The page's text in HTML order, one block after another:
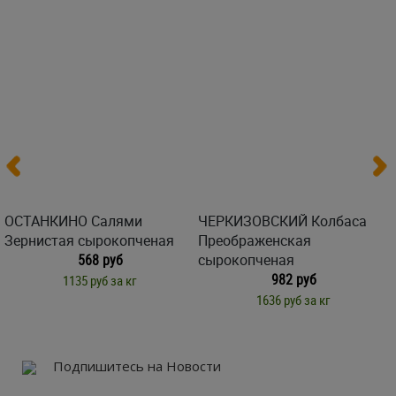
ОСТАНКИНО Салями
Зернистая сырокопченая
568 руб
1135 руб за кг
ЧЕРКИЗОВСКИЙ Колбаса
Преображенская
сырокопченая
982 руб
1636 руб за кг
Подпишитесь на Новости